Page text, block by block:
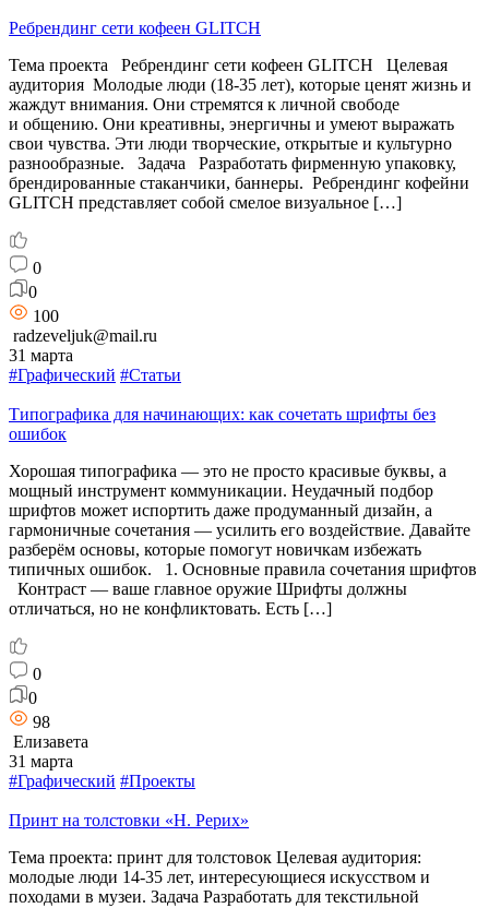
Ребрендинг сети кофеен GLITCH
Тема проекта Ребрендинг сети кофеен GLITCH Целевая
аудитория Молодые люди (18-35 лет), которые ценят жизнь и
жаждут внимания. Они стремятся к личной свободе
и общению. Они креативны, энергичны и умеют выражать
свои чувства. Эти люди творческие, открытые и культурно
разнообразные. Задача Разработать фирменную упаковку,
брендированные стаканчики, баннеры. Ребрендинг кофейни
GLITCH представляет собой смелое визуальное […]
0
0
100
radzeveljuk@mail.ru
31 марта
#Графический #Статьи
Типографика для начинающих: как сочетать шрифты без
ошибок
Хорошая типографика — это не просто красивые буквы, а
мощный инструмент коммуникации. Неудачный подбор
шрифтов может испортить даже продуманный дизайн, а
гармоничные сочетания — усилить его воздействие. Давайте
разберём основы, которые помогут новичкам избежать
типичных ошибок. 1. Основные правила сочетания шрифтов
Контраст — ваше главное оружие Шрифты должны
отличаться, но не конфликтовать. Есть […]
0
0
98
Елизавета
31 марта
#Графический #Проекты
Принт на толстовки «Н. Рерих»
Тема проекта: принт для толстовок Целевая аудитория:
молодые люди 14-35 лет, интересующиеся искусством и
походами в музеи. Задача Разработать для текстильной